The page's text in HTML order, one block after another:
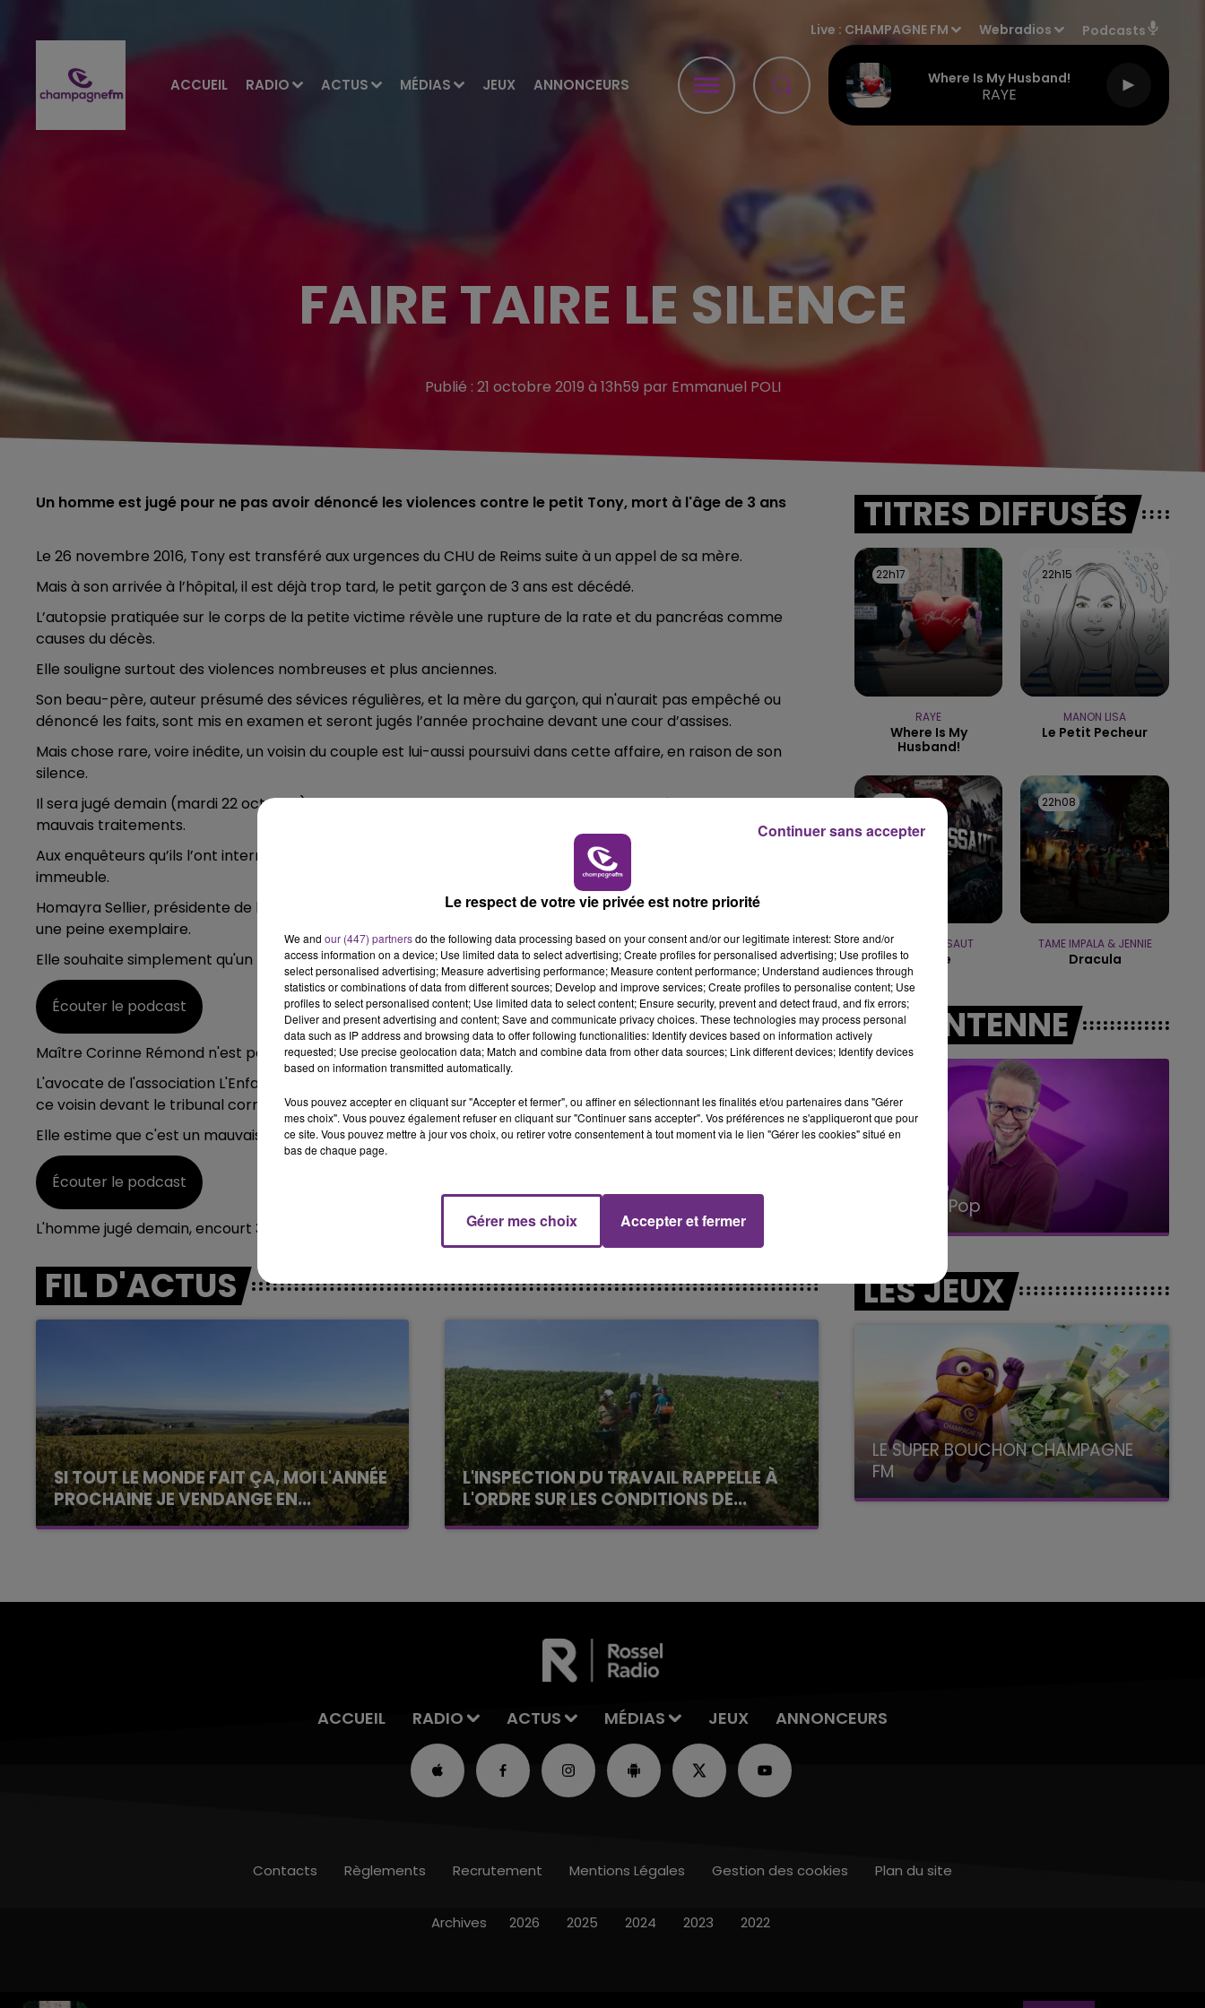
ACCUEIL RADIO ACTUS MÉDIAS JEUX ANNONCEURS
Live : CHAMPAGNE FM Webradios Podcasts
Where Is My Husband!
RAYE
5h00 - 6h00
LE BEST OF DE LA FAMILLE
CHAMPAGNE FM
LA FAMILLE
10h00 - 14h00
LE TICKET DE CAISSE
FAIRE TAIRE LE SILENCE
Publié : 21 octobre 2019 à 13h59 par Emmanuel POLI
Un homme est jugé pour ne pas avoir dénoncé les violences contre le petit Tony, mort à l'âge de 3 ans
Le 26 novembre 2016, Tony est transféré aux urgences du CHU de Reims suite à un appel de sa mère.
Mais à son arrivée à l’hôpital, il est déjà trop tard, le petit garçon de 3 ans est décédé.
L’autopsie pratiquée sur le corps de la petite victime révèle une rupture de la rate et du pancréas comme
causes du décès.
Elle souligne surtout des violences nombreuses et plus anciennes.
Son beau-père, auteur présumé des sévices régulières, et la mère du garçon, qui n'aurait pas empêché ou
dénoncé les faits, sont mis en examen et seront jugés l’année prochaine devant une cour d’assises.
Mais chose rare, voire inédite, un voisin du couple est lui-aussi poursuivi dans cette affaire, en raison de son
silence.
Il sera jugé demain (mardi 22 octobre) par le tribunal correctionnel de Reims pour non-dénonciation de
mauvais traitements.
Aux enquêteurs qu’ils l’ont interrogé, le voisin assure avoir pourtant agi en prévenant le bailleur social de son
immeuble.
Homayra Sellier, présidente de l'association "Innocence en danger", partie civile dans ce dossier, n'attend pas
une peine exemplaire.
Elle souhaite simplement qu'un message passe pour que cesse le silence.
Écouter le podcast
Maître Corinne Rémond n'est pas du même avis.
L'avocate de l'association L'Enfant Bleu, également partie civile dans ce dossier, ne comprend pas le renvoi de
ce voisin devant le tribunal correctionnel.
Elle estime que c'est un mauvais signal envoyé à d'éventuels témoins bien intentionnés.
Écouter le podcast
L'homme jugé demain, encourt 3 ans d'emprisonnement.
FIL D'ACTUS
SI TOUT LE MONDE FAIT ÇA, MOI L'ANNÉE
PROCHAINE JE VENDANGE EN...
La vendange en Champagne a débuté ce jeudi
L'INSPECTION DU TRAVAIL RAPPELLE À
L'ORDRE SUR LES CONDITIONS DE...
Alors que les dates de début des vendange
TITRES DIFFUSÉS
22h17
22h17
RAYE
Where Is My
Husband!
22h15
22h15
MANON LISA
Le Petit Pecheur
22h11
22h11
SEXION D'ASSAUT
Desole
22h08
22h08
TAME IMPALA & JENNIE
Dracula
A L'ANTENNE
6h00 - 10h00
La Famille LE TICKET DE CAISSE
14h00 - 15h00
La Radio Pop
LES JEUX
LE SUPER BOUCHON CHAMPAGNE
FM
avec La Famille Champagne FM, à 8H10
ACCUEIL RADIO ACTUS MÉDIAS JEUX ANNONCEURS
Contacts Règlements Recrutement Mentions Légales Gestion des cookies Plan du site
Archives 2026 2025 2024 2023 2022
Le respect de votre vie privée est notre priorité
We and our (447) partnersdo the following data processing based on your consent and/or our legitimate interest: Store and/or
access information on a device; Use limited data to select advertising; Create profiles for personalised advertising; Use profiles to
select personalised advertising; Measure advertising performance; Measure content performance; Understand audiences through
statistics or combinations of data from different sources; Develop and improve services; Create profiles to personalise content; Use
profiles to select personalised content; Use limited data to select content; Ensure security, prevent and detect fraud, and fix errors;
Deliver and present advertising and content; Save and communicate privacy choices. These technologies may process personal
data such as IP address and browsing data to offer following functionalities: Identify devices based on information actively
requested; Use precise geolocation data; Match and combine data from other data sources; Link different devices; Identify devices
based on information transmitted automatically.
Vous pouvez accepter en cliquant sur "Accepter et fermer", ou affiner en sélectionnant les finalités et/ou partenaires dans "Gérer
mes choix". Vous pouvez également refuser en cliquant sur "Continuer sans accepter". Vos préférences ne s'appliqueront que pour
ce site. Vous pouvez mettre à jour vos choix, ou retirer votre consentement à tout moment via le lien "Gérer les cookies" situé en
bas de chaque page.
Gérer mes choix Accepter et fermer
Continuer sans accepter